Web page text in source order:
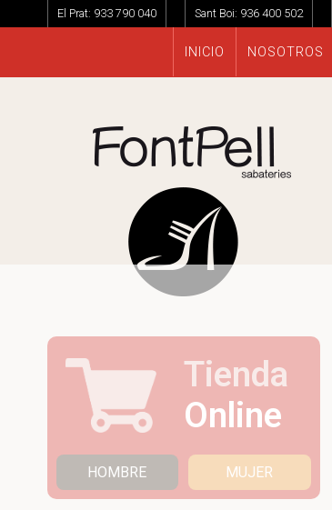
El Prat: 933 790 040 Sant Boi: 936 400 502
INICIO NOSOTROS
Tienda
Online
HOMBRE MUJER